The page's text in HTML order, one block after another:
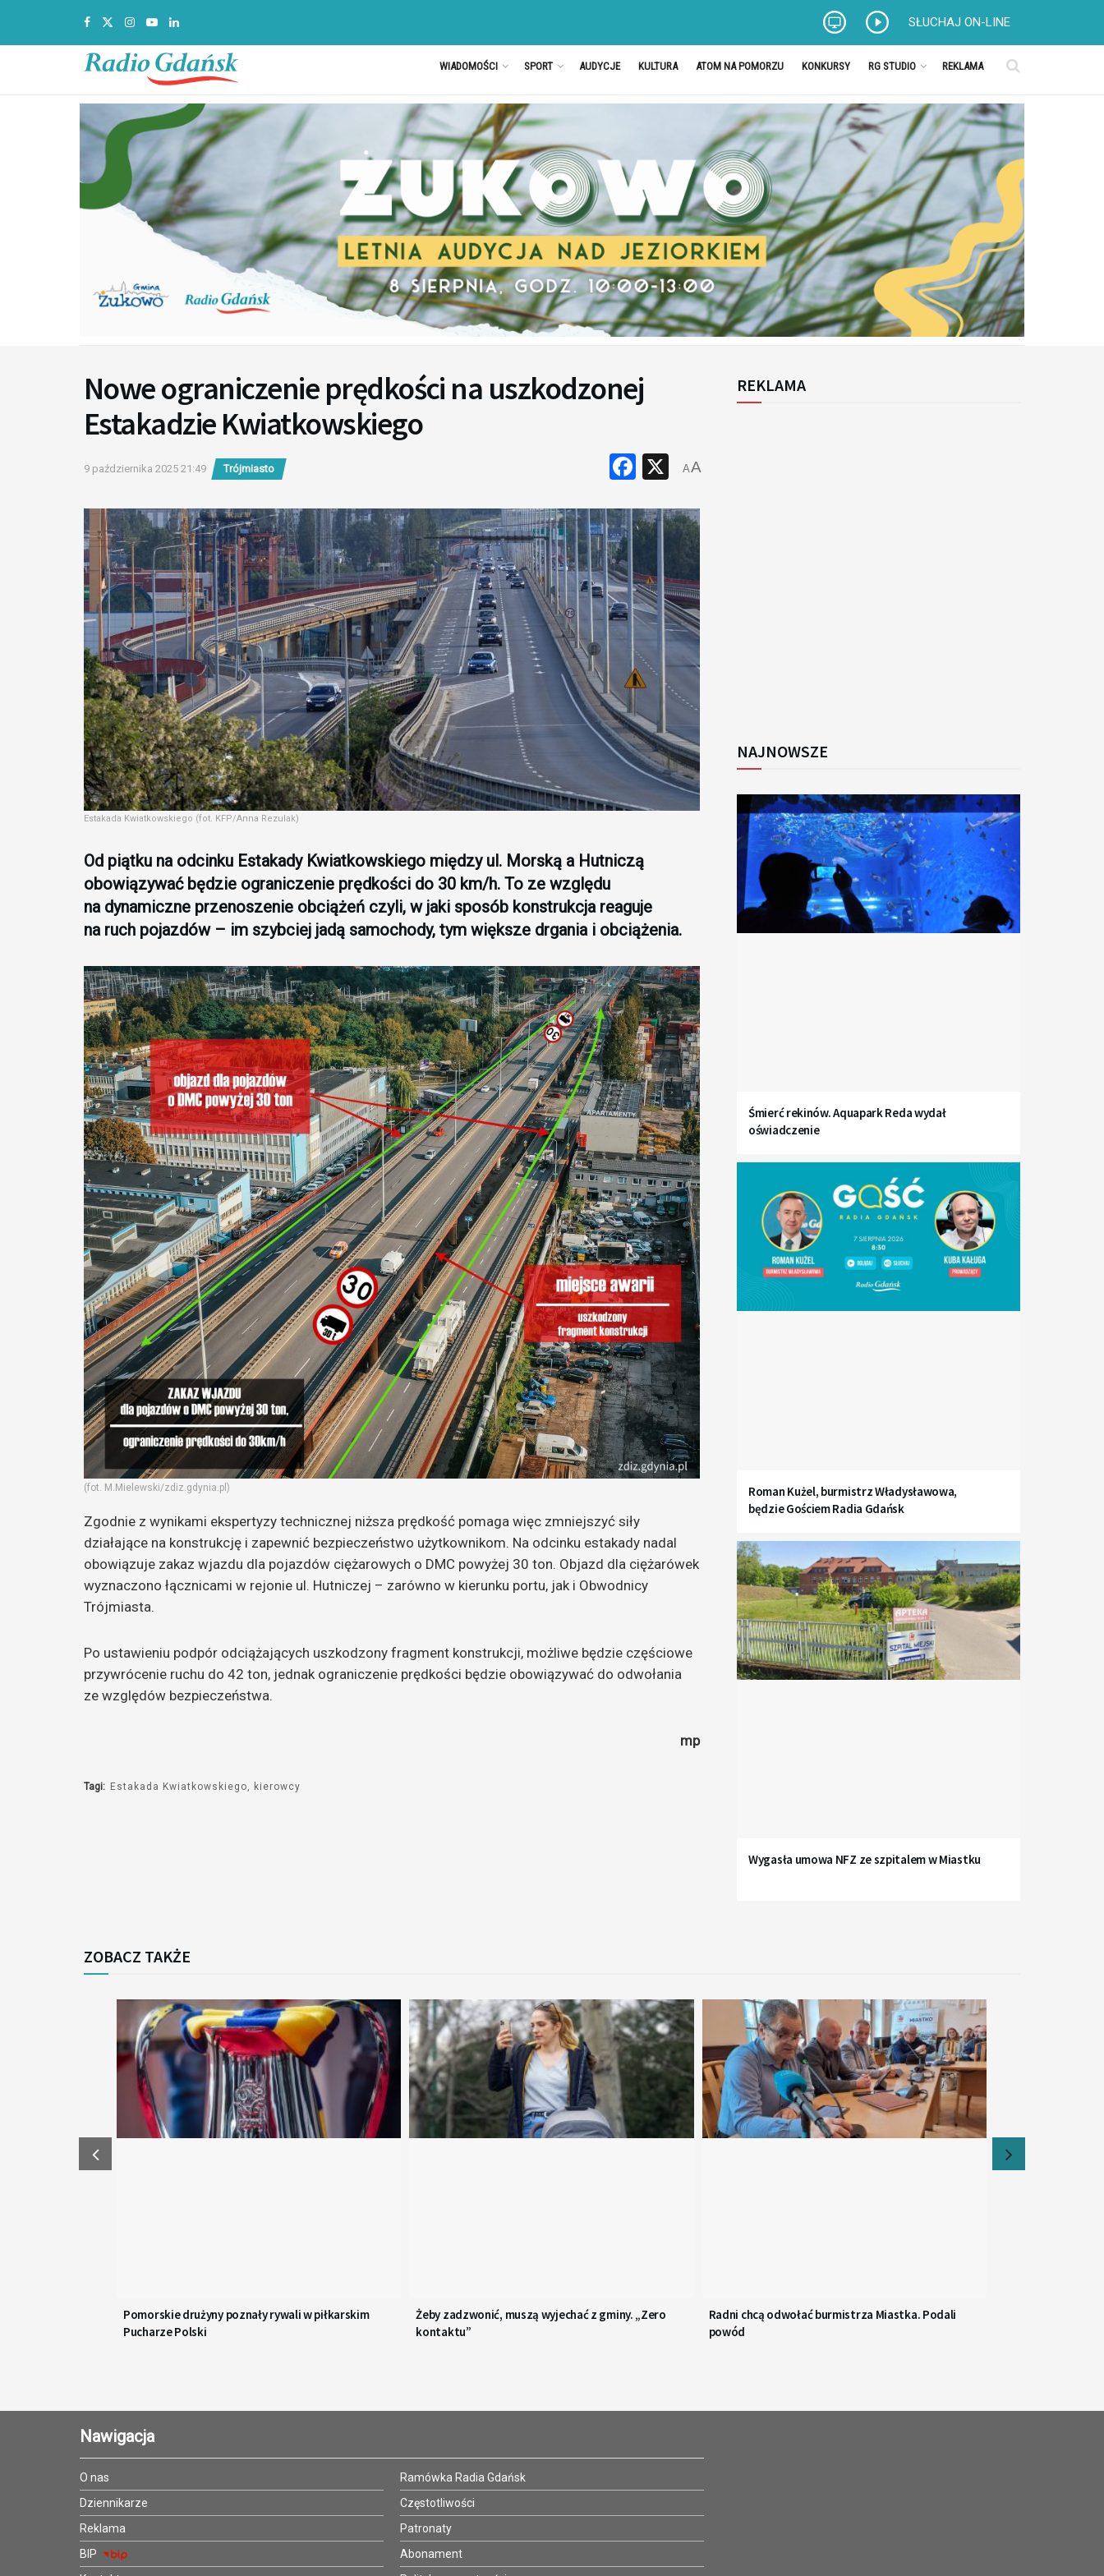
SŁUCHAJ ON-LINE
WIADOMOŚCI SPORT AUDYCJE KULTURA ATOM NA POMORZU KONKURSY RG STUDIO REKLAMA
Nowe ograniczenie prędkości na uszkodzonej
Estakadzie Kwiatkowskiego
9 października 2025 21:49 Trójmiasto Facebook
X
AA
Estakada Kwiatkowskiego (fot. KFP/Anna Rezulak)
Od piątku na odcinku Estakady Kwiatkowskiego między ul. Morską a Hutniczą
obowiązywać będzie ograniczenie prędkości do 30 km/h. To ze względu
na dynamiczne przenoszenie obciążeń czyli, w jaki sposób konstrukcja reaguje
na ruch pojazdów – im szybciej jadą samochody, tym większe drgania i obciążenia.
(fot. M.Mielewski/zdiz.gdynia.pl)
Zgodnie z wynikami ekspertyzy technicznej niższa prędkość pomaga więc zmniejszyć siły
działające na konstrukcję i zapewnić bezpieczeństwo użytkownikom. Na odcinku estakady nadal
obowiązuje zakaz wjazdu dla pojazdów ciężarowych o DMC powyżej 30 ton. Objazd dla ciężarówek
wyznaczono łącznicami w rejonie ul. Hutniczej – zarówno w kierunku portu, jak i Obwodnicy
Trójmiasta.
Po ustawieniu podpór odciążających uszkodzony fragment konstrukcji, możliwe będzie częściowe
przywrócenie ruchu do 42 ton, jednak ograniczenie prędkości będzie obowiązywać do odwołania
ze względów bezpieczeństwa.
mp
Tagi: Estakada Kwiatkowskiego kierowcy
REKLAMA
NAJNOWSZE
Śmierć rekinów. Aquapark Reda wydał
oświadczenie
Roman Kużel, burmistrz Władysławowa,
będzie Gościem Radia Gdańsk
Wygasła umowa NFZ ze szpitalem w Miastku
ZOBACZ TAKŻE
Pomorskie drużyny poznały rywali w piłkarskim
Pucharze Polski
Żeby zadzwonić, muszą wyjechać z gminy. „Zero
kontaktu”
Radni chcą odwołać burmistrza Miastka. Podali
powód
Nawigacja
O nas
Dziennikarze
Reklama
BIP
Ramówka Radia Gdańsk
Częstotliwości
Patronaty
Abonament